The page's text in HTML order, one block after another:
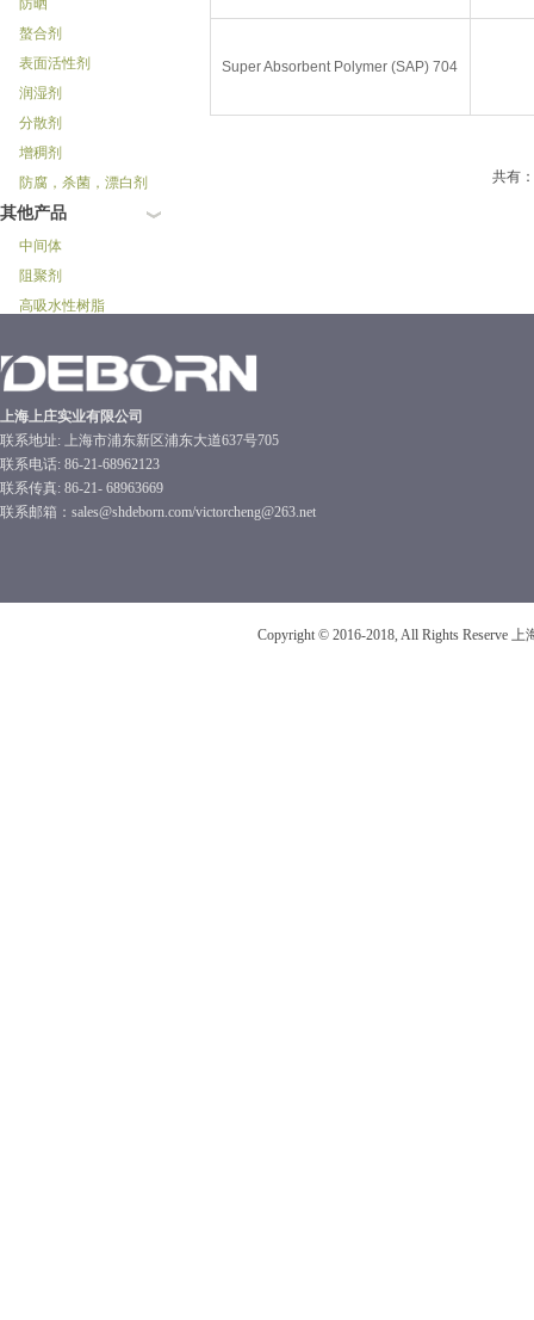
防晒
螯合剂
表面活性剂
润湿剂
分散剂
增稠剂
防腐，杀菌，漂白剂
其他产品
中间体
阻聚剂
高吸水性树脂
Super Absorbent Polymer (SAP) 704
共有
上海上庄实业有限公司
联系地址: 上海市浦东新区浦东大道637号705
联系电话: 86-21-68962123
联系传真: 86-21- 68963669
联系邮箱：sales@shdeborn.com/victorcheng@263.net
Copyright © 2016-2018, All Rights Reserve